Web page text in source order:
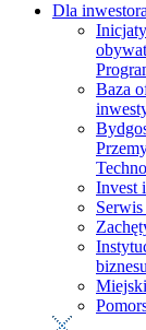
Dla inwestora
Baza
Invest
biznesu